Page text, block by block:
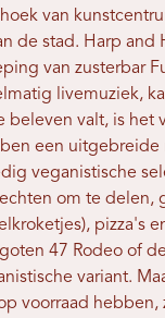
van
de stad. Harp and
van zusterbar
livemuziek,
beleven valt, is
een uitgebreide
veganistische
om te delen,
pizza's
47 Rodeo of
variant.
voorraad hebben,